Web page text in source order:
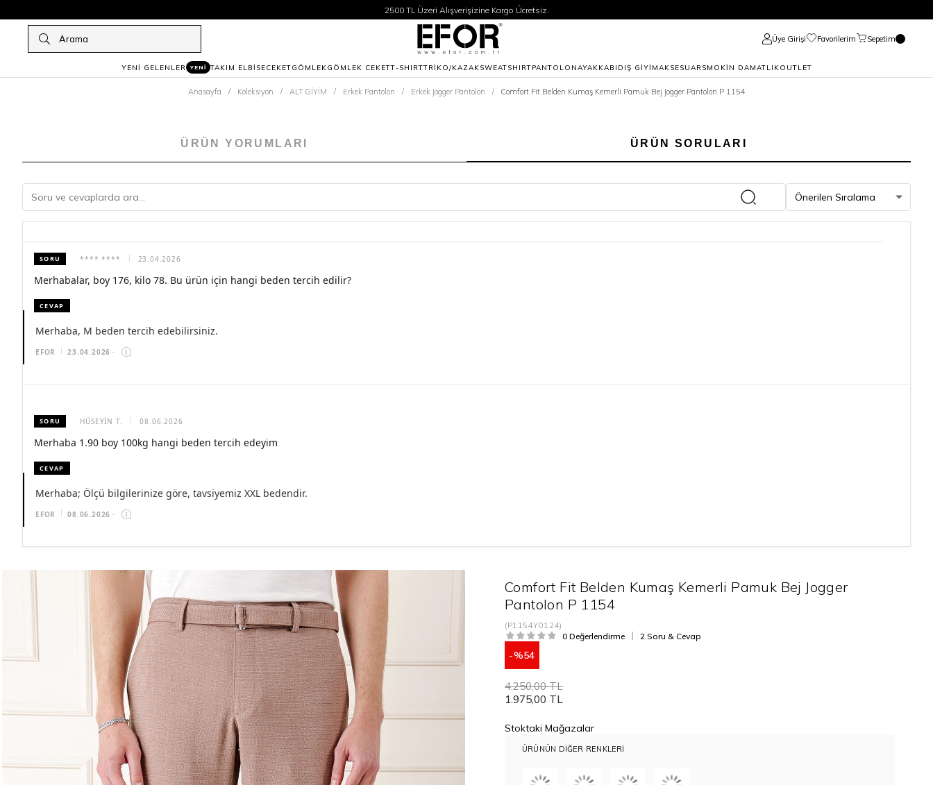
2500 TL Üzeri Alışverişizine Kargo Ücretsiz.
Siparişleriniz 1-3 iş günü içerisinde kargoya verilecektir.
2500 TL Üzeri Alışverişizine Kargo Ücretsiz.
Siparişleriniz 1-3 iş günü içerisinde kargoya verilecektir.
Üye Girişi Favorilerim Sepetim
YENİ
YENİ GELENLER TAKIM ELBİSECEKETGÖMLEKGÖMLEK CEKETT-SHIRTTRİKO/KAZAKSWEATSHIRTPANTOLONAYAKKABI DIŞ GİYİMAKSESUAR SMOKİN DAMATLIKOUTLET
Anasayfa Koleksiyon ALT GİYİM Erkek Pantolon Erkek Jogger Pantolon Comfort Fit Belden Kumaş Kemerli Pamuk Bej Jogger Pantolon P 1154
ÜRÜN YORUMLARI ÜRÜN SORULARI
SORU **** **** 23.04.2026
Merhabalar, boy 176, kilo 78. Bu ürün için hangi beden tercih edilir?
CEVAP
Merhaba, M beden tercih edebilirsiniz.
EFOR 23.04.2026 ·
SORU HÜSEYIN T. 08.06.2026
Merhaba 1.90 boy 100kg hangi beden tercih edeyim
CEVAP
Merhaba; Ölçü bilgilerinize göre, tavsiyemiz XXL bedendir.
EFOR 08.06.2026 ·
Comfort Fit Belden Kumaş Kemerli Pamuk Bej Jogger
Pantolon P 1154
(P1154Y0124)
0 Değerlendirme 2 Soru & Cevap
54
4.250,00 TL
1.975,00 TL
Stoktaki Mağazalar
ÜRÜNÜN DIĞER RENKLERI